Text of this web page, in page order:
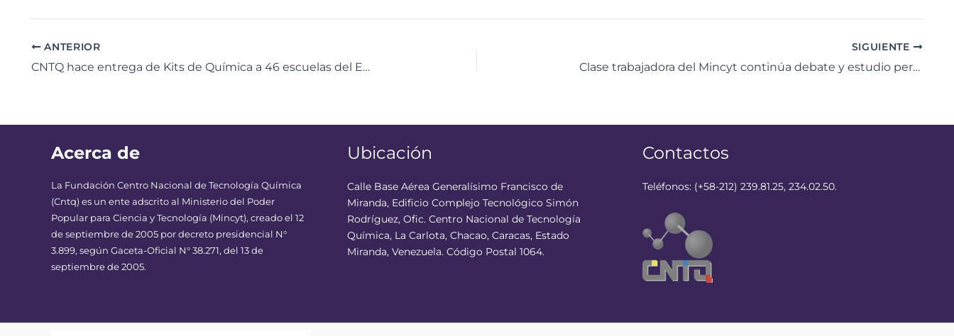
ANTERIOR
CNTQ hace entrega de Kits de Química a 46 escuelas del Estado Miranda
SIGUIENTE
Clase trabajadora del Mincyt continúa debate y estudio permanente en defensa del Esequibo
Acerca de
La Fundación Centro Nacional de Tecnología Química
(Cntq) es un ente adscrito al Ministerio del Poder
Popular para Ciencia y Tecnología (Mincyt), creado el 12
de septiembre de 2005 por decreto presidencial N°
3.899, según Gaceta-Oficial N° 38.271, del 13 de
septiembre de 2005.
Ubicación
Calle Base Aérea Generalísimo Francisco de
Miranda, Edificio Complejo Tecnológico Simón
Rodríguez, Ofic. Centro Nacional de Tecnología
Química, La Carlota, Chacao, Caracas, Estado
Miranda, Venezuela. Código Postal 1064.
Contactos
Teléfonos: (+58-212) 239.81.25, 234.02.50.